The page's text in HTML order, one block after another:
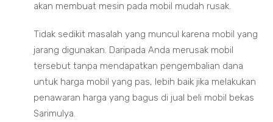
akan membuat mesin pada mobil mudah rusak.
Tidak sedikit masalah yang muncul karena mobil yang
jarang digunakan. Daripada Anda merusak mobil
tersebut tanpa mendapatkan pengembalian dana
untuk harga mobil yang pas, lebih baik jika melakukan
penawaran harga yang bagus di jual beli mobil bekas
Sarimulya.